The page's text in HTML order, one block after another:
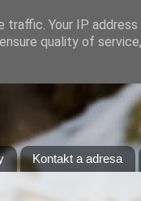
Kontakt a adresa
Your IP address
quality of